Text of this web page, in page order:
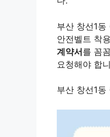
부산 창선1
안전벨트 착
계약서를 꼼
요청해야 합
부산 창선1